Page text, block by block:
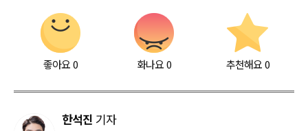
좋아요0 화나요0 추천해요 0
한석진 기자